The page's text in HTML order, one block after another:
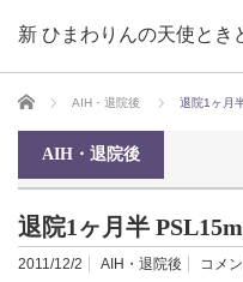
新 ひまわりんの天使とき
ホーム AIH・退院後 退院1ヶ月
AIH・退院後
退院1ヶ月半
2011/12/2 AIH・退院後 コメ